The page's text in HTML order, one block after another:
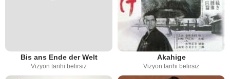
Bis ans Ende der Welt
Vizyon tarihi belirsiz
Akahige
Vizyon tarihi belirsiz